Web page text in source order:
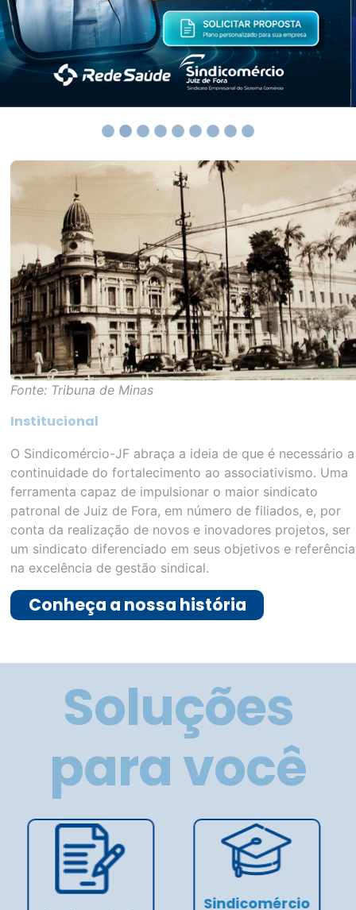
Fonte: Tribuna de Minas
Institucional
O Sindicomércio-JF abraça a ideia de que é necessário a
continuidade do fortalecimento ao associativismo. Uma
ferramenta capaz de impulsionar o maior sindicato
patronal de Juiz de Fora, em número de filiados, e, por
conta da realização de novos e inovadores projetos, ser
um sindicato diferenciado em seus objetivos e referência
na excelência de gestão sindical.
Conheça a nossa história
Soluções
para você